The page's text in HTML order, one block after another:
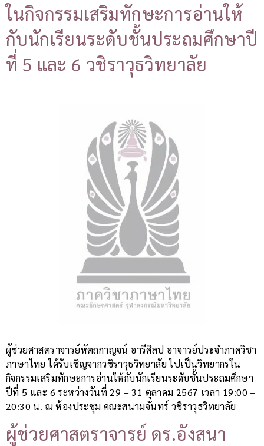
ในกิจกรรมเสริมทักษะการอ่านให้
กับนักเรียนระดับชั้นประถมศึกษาปี
ที่ 5 และ 6 วชิราวุธวิทยาลัย
ผู้ช่วยศาสตราจารย์หัตถกาญจน์ อารีศิลป อาจารย์ประจำภาควิชา
ภาษาไทย ได้รับเชิญจากวชิราวุธวิทยาลัย ไปเป็นวิทยากรใน
กิจกรรมเสริมทักษะการอ่านให้กับนักเรียนระดับชั้นประถมศึกษา
ปีที่ 5 และ 6 ระหว่างวันที่ 29 – 31 ตุลาคม 2567 เวลา 19:00 –
20:30 น. ณ ห้องประชุม คณะสนามจันทร์ วชิราวุธวิทยาลัย
ผู้ช่วยศาสตราจารย์ ดร.อังสนา